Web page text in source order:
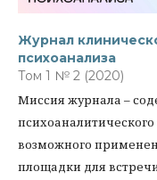
Журнал
психоанализа
Том 1 № 2 (2020)
Миссия журнала –
психоаналитического
возможного
площадки для